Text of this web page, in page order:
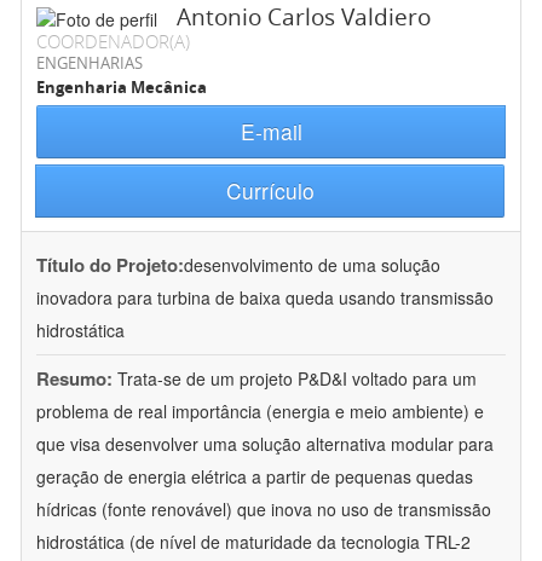
Antonio Carlos Valdiero
COORDENADOR(A)
ENGENHARIAS
Engenharia Mecânica
E-mail
Currículo
Título do Projeto:desenvolvimento de uma solução
inovadora para turbina de baixa queda usando transmissão
hidrostática
Resumo: Trata-se de um projeto P&D&I voltado para um
problema de real importância (energia e meio ambiente) e
que visa desenvolver uma solução alternativa modular para
geração de energia elétrica a partir de pequenas quedas
hídricas (fonte renovável) que inova no uso de transmissão
hidrostática (de nível de maturidade da tecnologia TRL-2